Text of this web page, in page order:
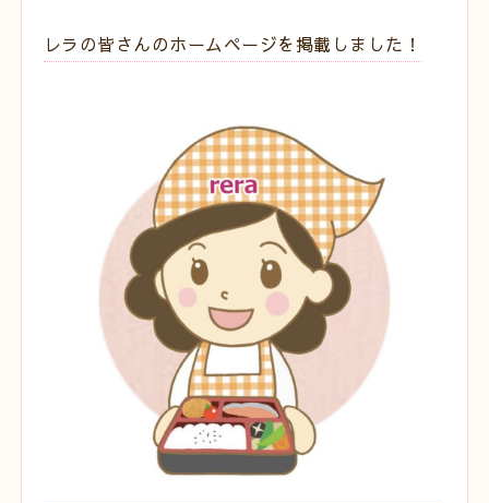
レラの皆さんのホームページを掲載しました！